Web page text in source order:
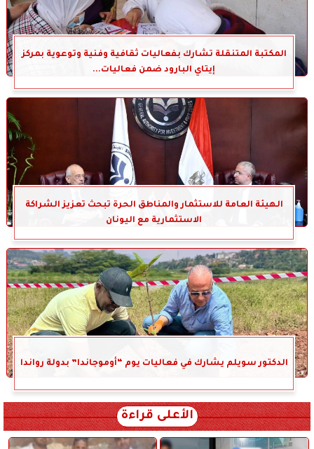
المكتبة المتنقلة تشارك بفعاليات ثقافية وفنية وتوعوية بمركز
إيتاي البارود ضمن فعاليات...
الهيئة العامة للاستثمار والمناطق الحرة تبحث تعزيز الشراكة
الاستثمارية مع اليونان
الدكتور سويلم يشارك في فعاليات يوم “أوموجاندا” بدولة رواندا
الأعلى قراءة